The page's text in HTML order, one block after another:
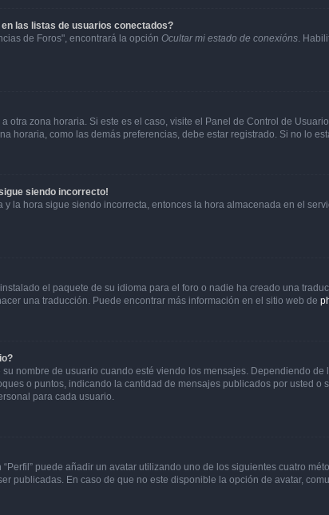
las listas de usuarios conectados?
de Foros", encontrará la opción Ocultar mi estado de conexións.
otra zona horaria. Si este es el caso, visite el Panel de Control de
horaria, como las demás preferencias, debe estar registrado. Si no lo
siendo incorrecto!
la hora sigue siendo incorrecta, entonces la hora almacenada en el
el paquete de su idioma para el foro o nadie ha creado una
una traducción. Puede encontrar más información en el sitio web de
nombre de usuario cuando esté viendo los mensajes. Dependiendo
o puntos, indicando la cantidad de mensajes publicados por usted
para cada usuario.
puede añadir un avatar utilizando uno de los siguientes cuatro
publicadas. En caso de que no este disponible la opción de avatar,